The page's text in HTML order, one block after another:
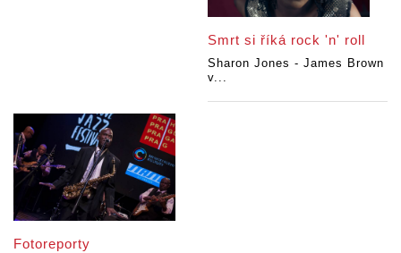
Smrt si říká rock 'n' roll
Sharon Jones - James Brown
v...
Fotoreporty